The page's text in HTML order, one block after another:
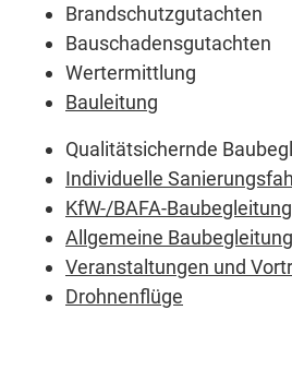
Brandschutzgutachten
Bauschadensgutachten
Wertermittlung
Bauleitung
Qualitätsichernde
Individuelle
KfW-/BAFA-Baubegleitung
Allgemeine
Veranstaltungen und
Drohnenflüge